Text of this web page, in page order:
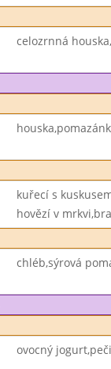
celozrnná
kuřecí s
hovězí v
chléb,sýrová
ovocný